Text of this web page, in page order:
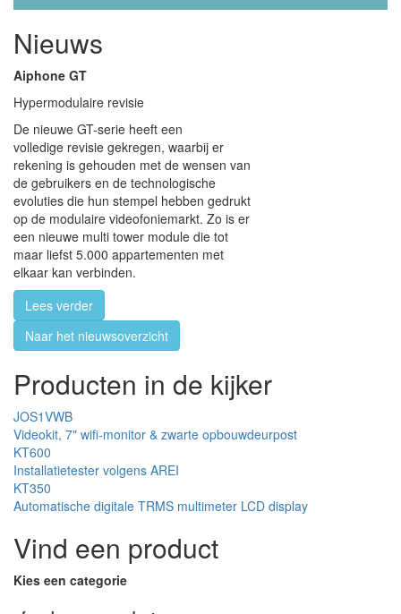
Nieuws
Aiphone GT
Hypermodulaire revisie
De nieuwe GT-serie heeft een
volledige revisie gekregen, waarbij er
rekening is gehouden met de wensen van
de gebruikers en de technologische
evoluties die hun stempel hebben gedrukt
op de modulaire videofoniemarkt. Zo is er
een nieuwe multi tower module die tot
maar liefst 5.000 appartementen met
elkaar kan verbinden.
Lees verder
Naar het nieuwsoverzicht
Producten in de kijker
JOS1VWB
Videokit, 7" wifi-monitor & zwarte opbouwdeurpost
KT600
Installatietester volgens AREI
KT350
Automatische digitale TRMS multimeter LCD display
Vind een product
Kies een categorie